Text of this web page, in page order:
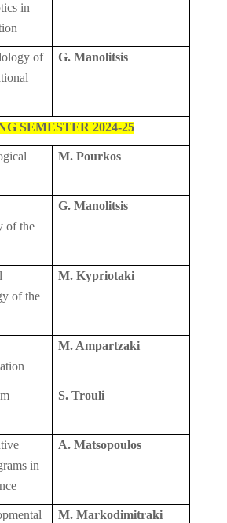
in
of
G. Manolitsis
SEMESTER 2024-25
M. Pourkos
of the
G. Manolitsis
of the
M. Kypriotaki
M. Ampartzaki
S. Trouli
in
A. Matsopoulos
M. Markodimitraki